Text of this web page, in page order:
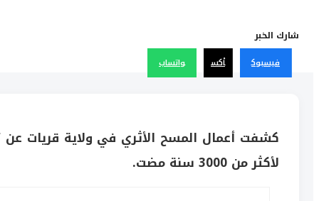
شارك الخبر
فيسبوك أكس واتساب
كشفت أعمال المسح الأثري في ولاية قريات عن
لأكثر من 3000 سنة مضت.